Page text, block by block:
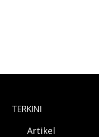
TERKINI
Artikel